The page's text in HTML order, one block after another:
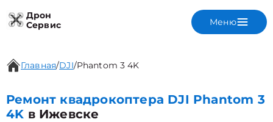
Дрон
Сервис
Меню
Главная/DJI/Phantom 3 4K
Ремонт квадрокоптера DJI Phantom 3
4K в Ижевске